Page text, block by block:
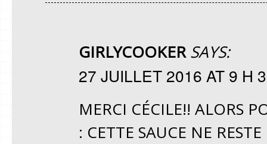
GIRLYCOOKER SAYS:
27 JUILLET 2016 AT 9 H
MERCI CÉCILE!! ALORS
: CETTE SAUCE NE